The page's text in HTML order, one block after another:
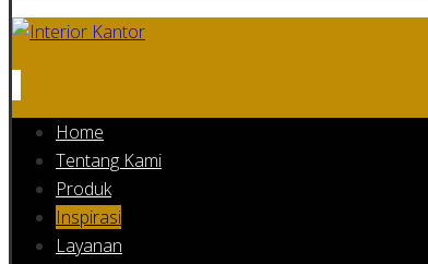
Home
Tentang Kami
Produk
Inspirasi
Layanan